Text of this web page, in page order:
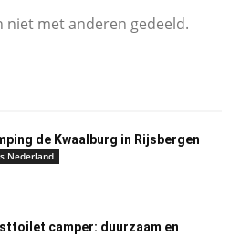
niet met anderen gedeeld.
de Kwaalburg in Rijsbergen
Nederland
camper: duurzaam en